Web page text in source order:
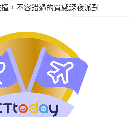
，不容錯過的質感深夜派對